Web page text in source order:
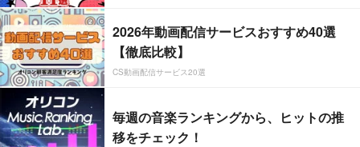
2026年動画配信サービスおすすめ40選
【徹底比較】
CS動画配信サービス20選
毎週の音楽ランキングから、ヒットの推
移をチェック！